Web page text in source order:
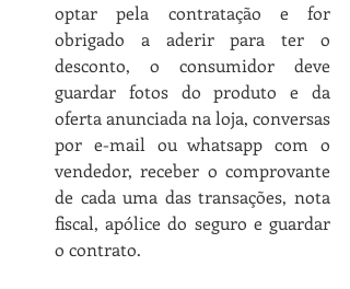
optar pela contratação e for
obrigado a aderir para ter o
desconto, o consumidor deve
guardar fotos do produto e da
oferta anunciada na loja, conversas
por e-mail ou whatsapp com o
vendedor, receber o comprovante
de cada uma das transações, nota
fiscal, apólice do seguro e guardar
o contrato.